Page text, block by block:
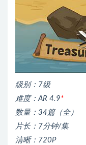
级别：7级
难度：AR 4.9*
数量：34篇（全）
片长：7分钟/集
清晰：720P